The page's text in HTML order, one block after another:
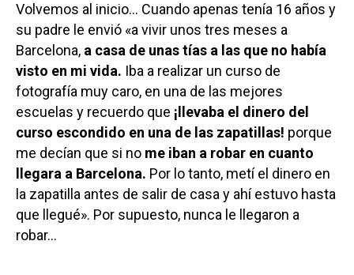
Volvemos al inicio… Cuando apenas tenía 16 años y
su padre le envió «a vivir unos tres meses a
Barcelona, a casa de unas tías a las que no había
visto en mi vida. Iba a realizar un curso de
fotografía muy caro, en una de las mejores
escuelas y recuerdo que ¡llevaba el dinero del
curso escondido en una de las zapatillas! porque
me decían que si no me iban a robar en cuanto
llegara a Barcelona. Por lo tanto, metí el dinero en
la zapatilla antes de salir de casa y ahí estuvo hasta
que llegué». Por supuesto, nunca le llegaron a
robar…